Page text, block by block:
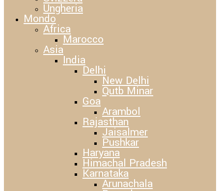
Ungheria
Mondo
Africa
Marocco
Asia
India
Delhi
New Delhi
Qutb Minar
Goa
Arambol
Rajasthan
Jaisalmer
Pushkar
Haryana
Himachal Pradesh
Karnataka
Arunachala